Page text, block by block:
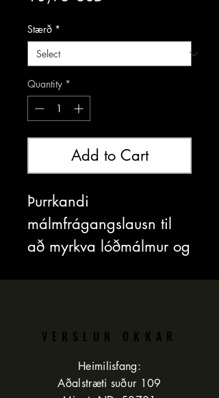
Stærð *
Quantity *
Add to Cart
Þurrkandi
málmfrágangslausn til
að myrkva lóðmálmur og
oz.
Öryggisblað má finna
VERSLUN OKKAR
Heimilisfang:
Aðalstræti suður 109